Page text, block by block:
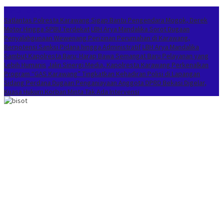
Satlantas Polresta Karawang Sigap Bantu Pengendara Mogok, Derek
Motor Hingga SPBU Terdekat LBH Arya Mandalika Sorot Dugaan
Penyalahgunaan Wewenang Perizinan Perumahan di Karawang,
Berpotensi Sanksi Pidana hingga Administratif LBH Arya Mandalika
Sambut Kapolresta Baru: Harap Bawa Semangat Baru Pelayanan yang
Lebih Humanis Jalin Sinergi Media, Kapolresta Karawang Perkenalkan
Program “GAS Karawang” Tingkatkan Kehadiran Polisi di Lapangan
Sidang Perdana Dugaan Penganiayaan Anggota DPRD Bekasi Digelar,
Kuasa Hukum Korban Minta Tak Ada Intervensi